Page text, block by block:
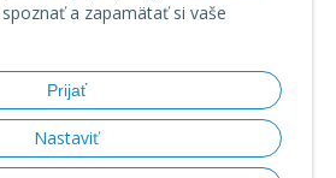
a zapamätať si vaše
Prijať
Nastaviť